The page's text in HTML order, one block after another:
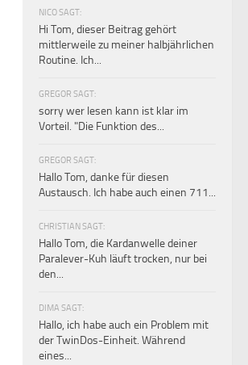
NICO SAGT:
Hi Tom, dieser Beitrag gehört
mittlerweile zu meiner halbjährlichen
Routine. Ich...
GREGOR SAGT:
sorry wer lesen kann ist klar im
Vorteil. "Die Funktion des...
GREGOR SAGT:
Hallo Tom, danke für diesen
Austausch. Ich habe auch einen 711...
CHRISTIAN SAGT:
Hallo Tom, die Kardanwelle deiner
Paralever-Kuh läuft trocken, nur bei
den...
DIMA SAGT:
Hallo, ich habe auch ein Problem mit
der TwinDos-Einheit. Während
eines...